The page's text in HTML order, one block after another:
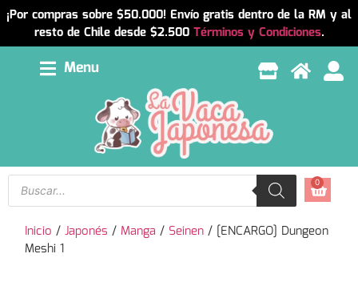
¡Por compras sobre $50.000! Envío gratis dentro de la RM y al
resto de Chile desde $2.500 Términos y Condiciones.
Menu
0
Inicio /Japonés /Manga / Seinen / [ENCARGO] Dungeon
Meshi 1